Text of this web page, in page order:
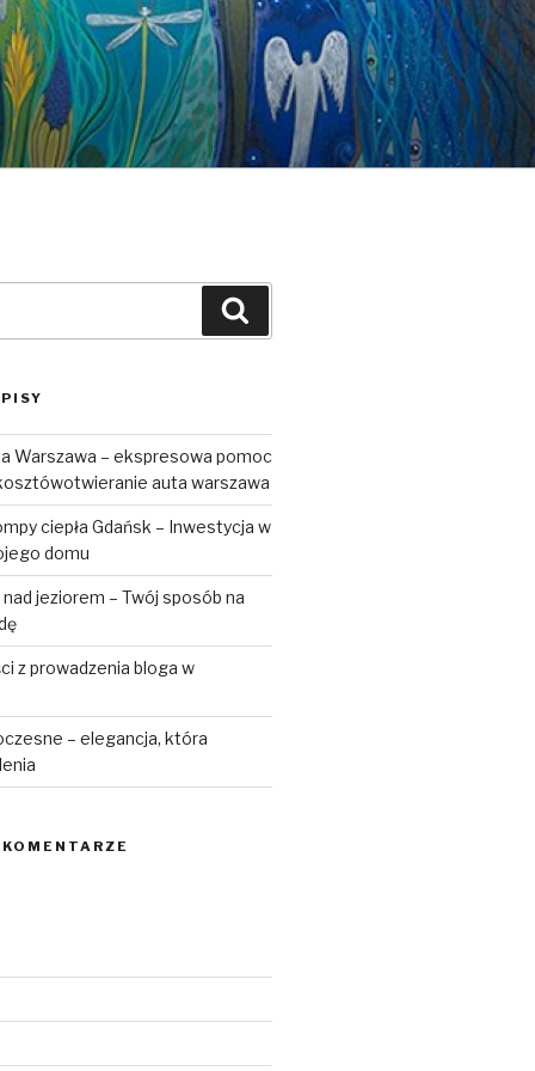
Warszawa – ekspresowa pomoc
auta warszawa
ciepła Gdańsk – Inwestycja w
domu
jeziorem – Twój sposób na
z prowadzenia bloga w
– elegancja, która